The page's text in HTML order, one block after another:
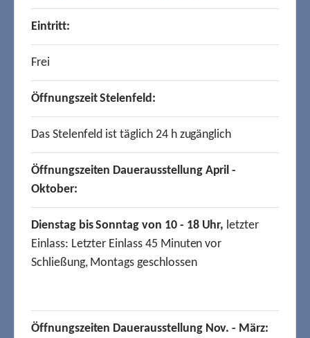
Eintritt:
Frei
Öffnungszeit Stelenfeld:
Das Stelenfeld ist täglich 24 h zugänglich
Öffnungszeiten Dauerausstellung April -
Oktober:
Dienstag bis Sonntag von 10 - 18 Uhr, letzter
Einlass: Letzter Einlass 45 Minuten vor
Schließung, Montags geschlossen
Öffnungszeiten Dauerausstellung Nov. - März: